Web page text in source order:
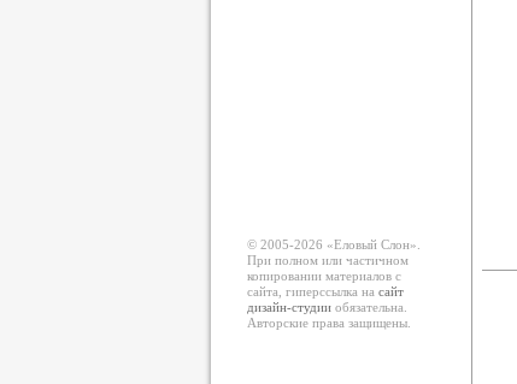
© 2005-2026 «Еловый Cлон».
При полном или частичном
копировании материалов с
сайта, гиперссылка на сайт
дизайн-студииобязательна.
Авторские права защищены.